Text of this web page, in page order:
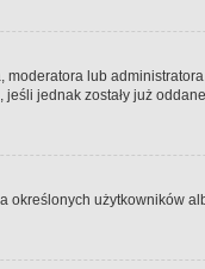
lub
jednak zostały już
użytkowników